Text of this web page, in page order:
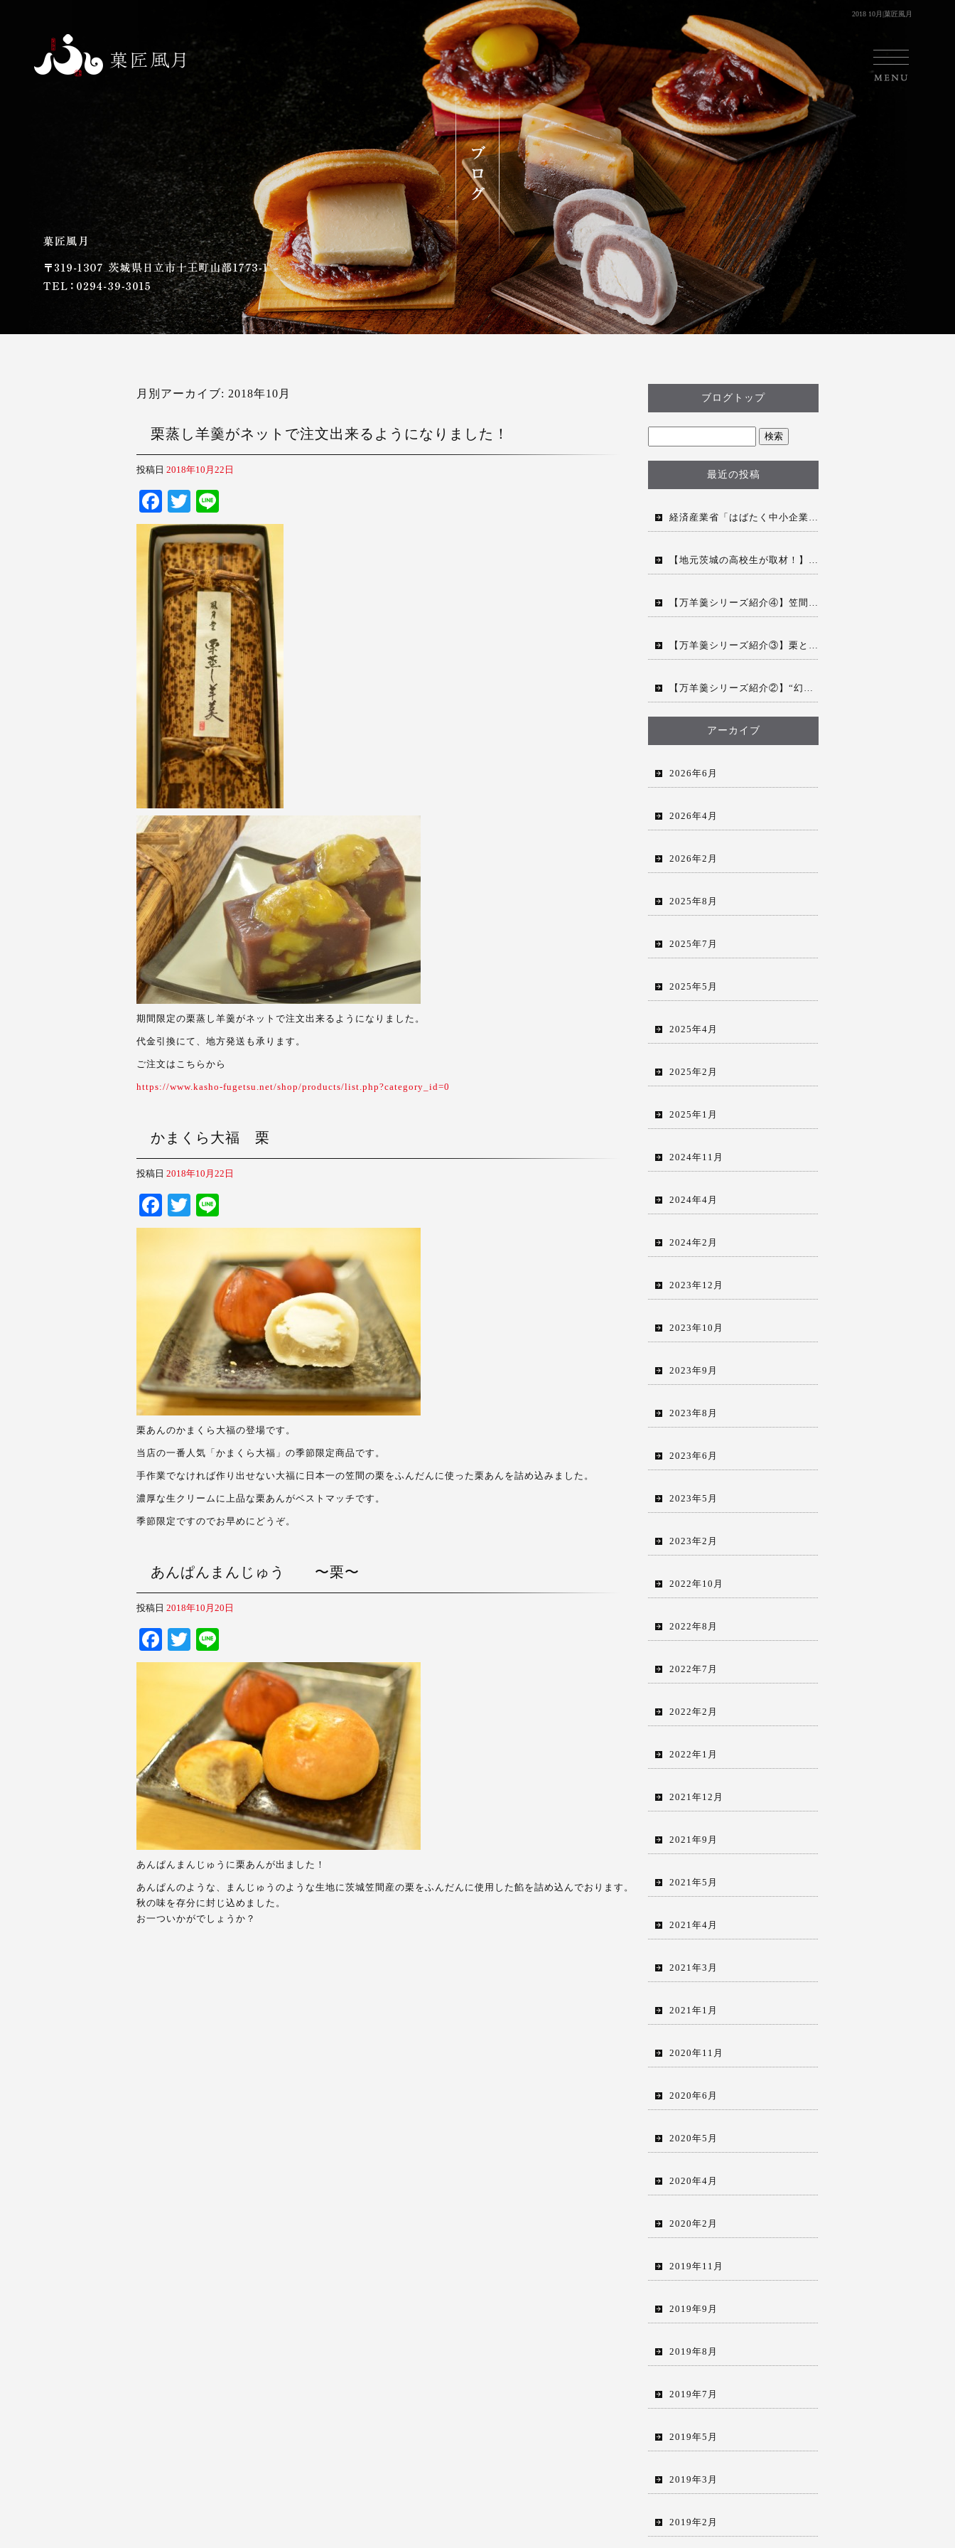
2018 10月|菓匠風月
月別アーカイブ: 2018年10月
栗蒸し羊羹がネットで注文出来るようになりました！
投稿日 2018年10月22日
Fa
ce
bo
ok
T
wi
tte
r
ne
期間限定の栗蒸し羊羹がネットで注文出来るようになりました。
代金引換にて、地方発送も承ります。
ご注文はこちらから
https://www.kasho-fugetsu.net/shop/products/list.php?category_id=0
かまくら大福 栗
投稿日 2018年10月22日
Fa
ce
T
wi
tte
r
ne
栗あんのかまくら大福の登場です。
当店の一番人気「かまくら大福」の季節限定商品です。
手作業でなければ作り出せない大福に日本一の笠間の栗をふんだんに使った栗あんを詰め込みました。
濃厚な生クリームに上品な栗あんがベストマッチです。
季節限定ですのでお早めにどうぞ。
あんぱんまんじゅう 〜栗〜
投稿日 2018年10月20日
Fa
ce
bo
T
wi
tte
r
ne
あんぱんまんじゅうに栗あんが出ました！
あんぱんのような、まんじゅうのような生地に茨城笠間産の栗をふんだんに使用した餡を詰め込んでおります。
秋の味を存分に封じ込めました。
お一ついかがでしょうか？
ブログトップ
最近の投稿
経済産業省「はばたく中小企業・小規模事業社300社」に選出されました。
【地元茨城の高校生が取材！】菓匠風月が描く「和菓子の海外進出」とこれからの挑戦
【万羊羹シリーズ紹介④】笠間栗のホクホク感が楽しめる「万羊羹 笠間」
【万羊羹シリーズ紹介③】栗と日本の物語を、銘々で。「万羊羹 飯沼MEIMEI」
【万羊羹シリーズ紹介②】“幻の栗”を贅沢に散りばめた「万羊羹 飯沼」
アーカイブ
2026年6月
2026年4月
2026年2月
2025年8月
2025年7月
2025年5月
2025年4月
2025年2月
2025年1月
2024年11月
2024年4月
2024年2月
2023年12月
2023年10月
2023年9月
2023年8月
2023年6月
2023年5月
2023年2月
2022年10月
2022年8月
2022年7月
2022年2月
2022年1月
2021年12月
2021年9月
2021年5月
2021年4月
2021年3月
2021年1月
2020年11月
2020年6月
2020年5月
2020年4月
2020年2月
2019年11月
2019年9月
2019年8月
2019年7月
2019年5月
2019年3月
2019年2月